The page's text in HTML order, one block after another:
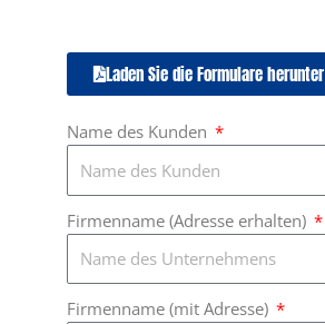
Laden Sie die Formulare herunter
Name des Kunden
Firmenname (Adresse erhalten)
Firmenname (mit Adresse)